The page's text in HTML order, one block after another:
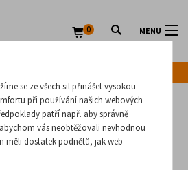
MENU
0
(mm)
se ze všech sil přinášet vysokou
při používání našich webových
patří např. aby správně
vás neobtěžovali nevhodnou
měli dostatek podnětů, jak web